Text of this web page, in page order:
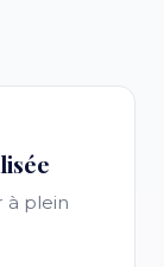
à plein